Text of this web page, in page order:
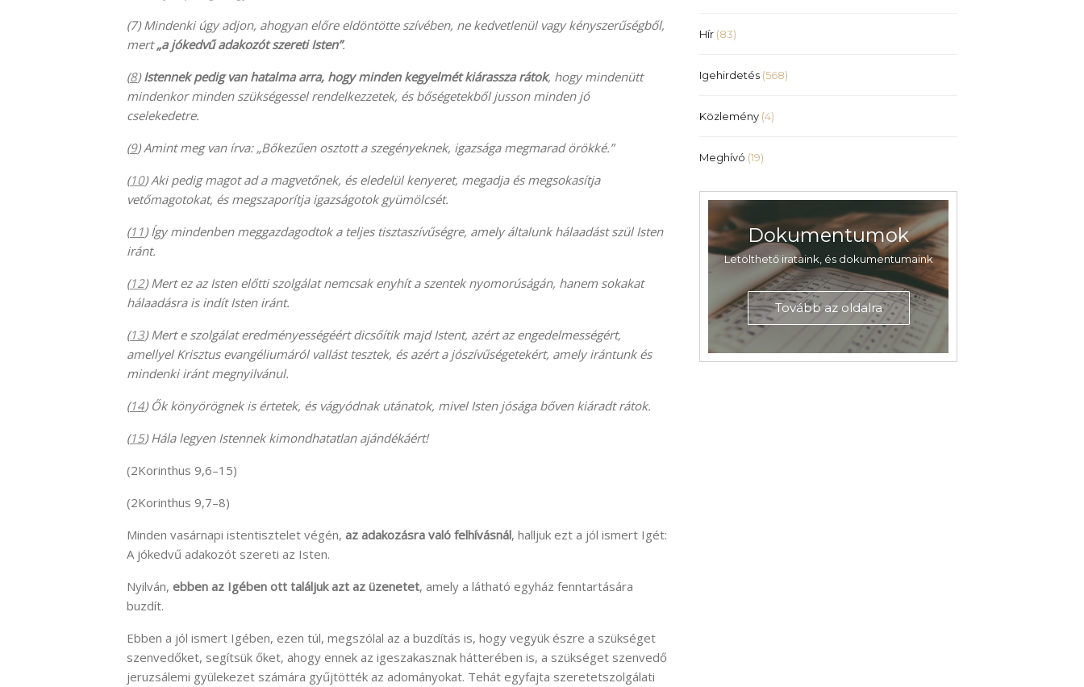
csökkentéséhez
billentyűket
(7) Mindenki úgy adjon, ahogyan előre eldöntötte szívében, ne kedvetlenül vagy kényszerűségből,
mert„a jókedvű adakozót szereti Isten”.
(8)Istennek pedig van hatalma arra, hogy minden kegyelmét kiárassza rátok, hogy mindenütt
mindenkor minden szükségessel rendelkezzetek, és bőségetekből jusson minden jó
cselekedetre.
(9) Amint meg van írva: „Bőkezűen osztott a szegényeknek, igazsága megmarad örökké.”
(10) Aki pedig magot ad a magvetőnek, és eledelül kenyeret, megadja és megsokasítja
vetőmagotokat, és megszaporítja igazságotok gyümölcsét.
(11) Így mindenben meggazdagodtok a teljes tisztaszívűségre, amely általunk hálaadást szül Isten
iránt.
(12) Mert ez az Isten előtti szolgálat nemcsak enyhít a szentek nyomorúságán, hanem sokakat
hálaadásra is indít Isten iránt.
(13) Mert e szolgálat eredményességéért dicsőítik majd Istent, azért az engedelmességért,
amellyel Krisztus evangéliumáról vallást tesztek, és azért a jószívűségetekért, amely irántunk és
mindenki iránt megnyilvánul.
(14) Ők könyörögnek is értetek, és vágyódnak utánatok, mivel Isten jósága bőven kiáradt rátok.
(15) Hála legyen Istennek kimondhatatlan ajándékáért!
(2Korinthus 9,6–15)
(2Korinthus 9,7–8)
Minden vasárnapi istentisztelet végén, az adakozásra való felhívásnál, halljuk ezt a jól ismert Igét:
A jókedvű adakozót szereti az Isten.
Nyilván, ebben az Igében ott találjuk azt az üzenetet, amely a látható egyház fenntartására
buzdít.
Ebben a jól ismert Igében, ezen túl, megszólal az a buzdítás is, hogy vegyük észre a szükséget
szenvedőket, segítsük őket, ahogy ennek az igeszakasznak hátterében is, a szükséget szenvedő
jeruzsálemi gyülekezet számára gyűjtötték az adományokat. Tehát egyfajta szeretetszolgálati
Hír (83)
Igehirdetés (568)
Közlemény (4)
Meghívó (19)
Dokumentumok
Letölthető irataink, és dokumentumaink
Tovább az oldalra